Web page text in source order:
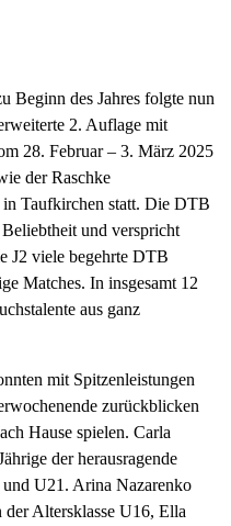
e
a
i
t
Beginn des Jahres folgte nun
2. Auflage mit
28. Februar – 3. März 2025
der Raschke
Taufkirchen statt. Die DTB
und verspricht
J2 viele begehrte DTB
Matches. In insgesamt 12
aus ganz
mit Spitzenleistungen
zurückblicken
Hause spielen. Carla
der herausragende
U21. Arina Nazarenko
der Altersklasse U16, Ella